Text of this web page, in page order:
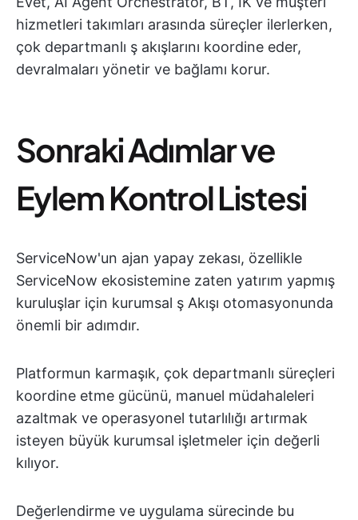
hizmetleri takımları arasında süreçler ilerlerken,
çok departmanlı ş akışlarını koordine eder,
devralmaları yönetir ve bağlamı korur.
Sonraki Adımlar ve
Eylem Kontrol Listesi
ServiceNow'un ajan yapay zekası, özellikle
ServiceNow ekosistemine zaten yatırım yapmış
kuruluşlar için kurumsal ş Akışı otomasyonunda
önemli bir adımdır.
Platformun karmaşık, çok departmanlı süreçleri
koordine etme gücünü, manuel müdahaleleri
azaltmak ve operasyonel tutarlılığı artırmak
isteyen büyük kurumsal işletmeler için değerli
kılıyor.
Değerlendirme ve uygulama sürecinde bu